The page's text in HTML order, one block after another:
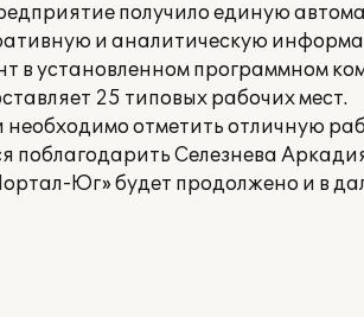
получило единую
и аналитическую
в установленном программном
25 типовых рабочих мест.
отметить отличную
поблагодарить Селезнева
Юг» будет продолжено и в